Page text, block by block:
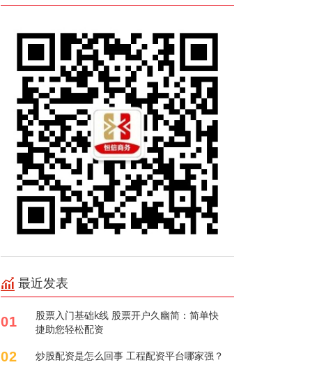
最近发表
01
股票入门基础k线 股票开户久幽简：简单快
捷助您轻松配资
02 炒股配资是怎么回事 工程配资平台哪家强？